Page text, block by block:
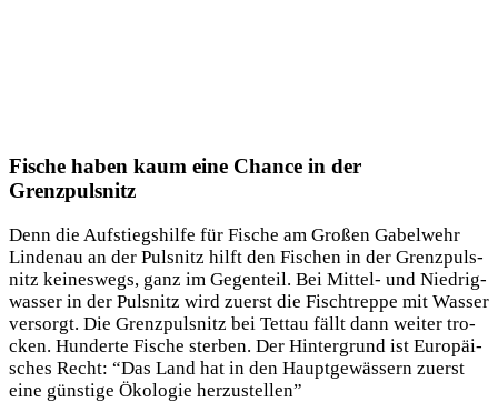
Fische haben kaum eine Chance in der
Grenzpulsnitz
Denn die Auf­stiegs­hil­fe für Fische am Gro­ßen Gabel­wehr
Lin­den­au an der Puls­nitz hilft den Fischen in der Grenz­puls­
nitz kei­nes­wegs, ganz im Gegen­teil. Bei Mit­tel- und Nied­rig­
was­ser in der Puls­nitz wird zuerst die Fisch­trep­pe mit Was­ser
ver­sorgt. Die Grenz­puls­nitz bei Tet­tau fällt dann wei­ter tro­
cken. Hun­der­te Fische ster­ben. Der Hin­ter­grund ist Euro­päi­
sches Recht: “Das Land hat in den Haupt­ge­wäs­sern zuerst
eine güns­ti­ge Öko­lo­gie herzustellen”